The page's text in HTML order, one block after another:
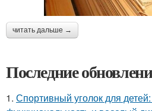
читать дальше →
Последние
1. Спортивный уголок для